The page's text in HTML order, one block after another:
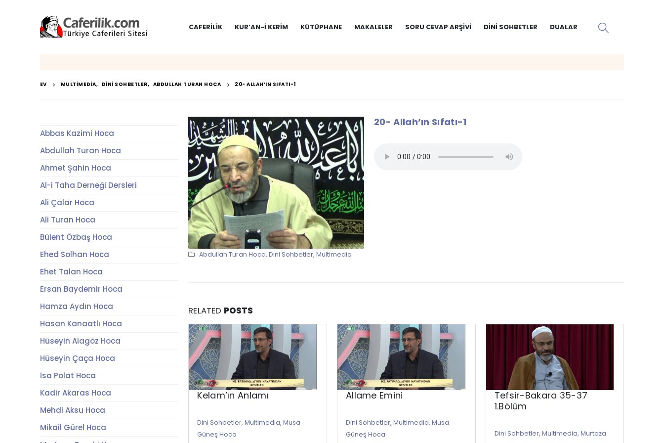
CAFERILIK KUR’AN-I KERIM KÜTÜPHANE MAKALELER SORU CEVAP ARŞIVI DINI SOHBETLER DUALAR
EV MULTIMEDIA, DINI SOHBETLER, ABDULLAH TURAN HOCA 20- ALLAH’IN SIFATI-1
20- Allah’ın Sıfatı-1
Abdullah Turan Hoca, Dini Sohbetler, Multimedia
RELATED POSTS
Kelam’ın Anlamı
Dini Sohbetler,Multimedia,Musa
Güneş Hoca
Allame Emini
Dini Sohbetler, Multimedia, Musa
Güneş Hoca
Tefsir-Bakara 35-37
1.Bölüm
Dini Sohbetler, Multimedia, Murtaza
Abbas Kazimi Hoca
Abdullah Turan Hoca
Ahmet Şahin Hoca
Al-i Taha Derneği Dersleri
Ali Çalar Hoca
Ali Turan Hoca
Bülent Özbaş Hoca
Ehed Solhan Hoca
Ehet Talan Hoca
Ersan Baydemir Hoca
Hamza Aydın Hoca
Hasan Kanaatlı Hoca
Hüseyin Alagöz Hoca
Hüseyin Çaça Hoca
İsa Polat Hoca
Kadir Akaras Hoca
Mehdi Aksu Hoca
Mikail Gürel Hoca